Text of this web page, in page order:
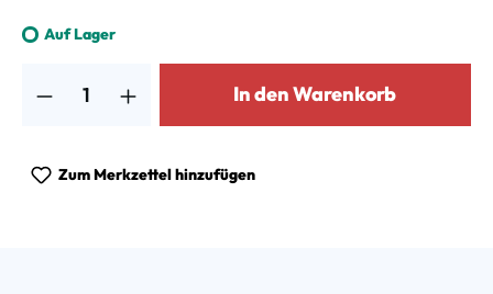
Auf Lager
In den Warenkorb
Zum Merkzettel hinzufügen